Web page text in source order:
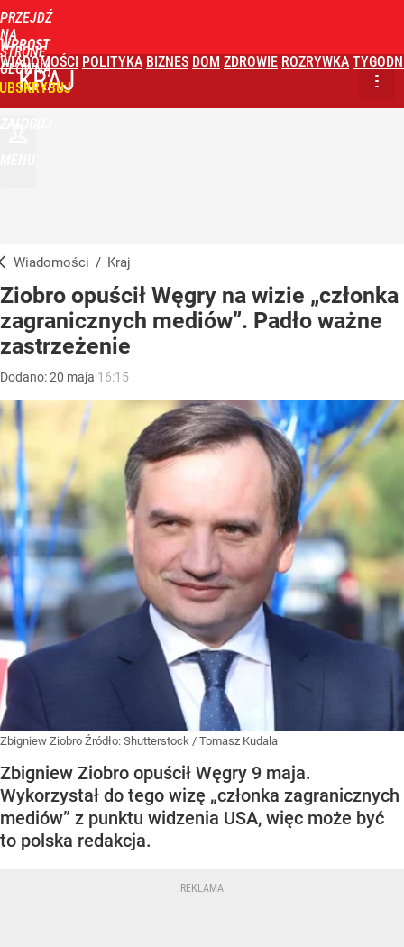
PRZEJDŹ
NA
STRONĘ
GŁÓWNĄ
WPROST
WIADOMOŚCI POLITYKA BIZNES DOM ZDROWIE ROZRYWKA
KRAJ
Wiadomości / Kraj
Ziobro opuścił Węgry na wizie „członka
zagranicznych mediów”. Padło ważne
zastrzeżenie
Dodano:20 maja 16:15
Zbigniew Ziobro Źródło: Shutterstock / Tomasz Kudala
Zbigniew Ziobro opuścił Węgry 9 maja.
Wykorzystał do tego wizę „członka zagranicznych
mediów” z punktu widzenia USA, więc może być
to polska redakcja.